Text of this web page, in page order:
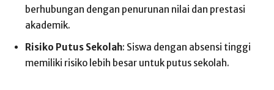
berhubungan dengan penurunan nilai dan prestasi
akademik.
Risiko Putus Sekolah: Siswa dengan absensi tinggi
memiliki risiko lebih besar untuk putus sekolah.